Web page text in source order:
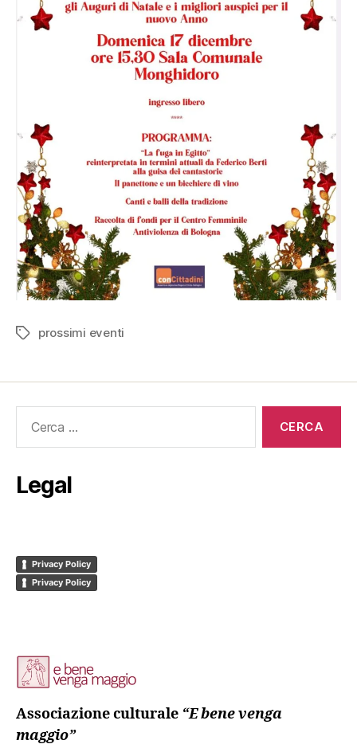
Tag prossimi eventi
Legal
Privacy Policy
Privacy Policy
Associazione culturale “E bene venga
maggio”